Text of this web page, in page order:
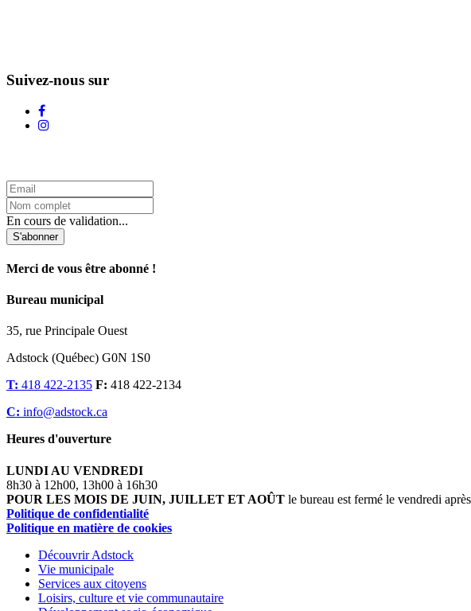
Suivez-nous sur
En cours de validation...
S'abonner
Merci de vous être abonné !
Bureau municipal
35, rue Principale Ouest
Adstock (Québec) G0N 1S0
T: 418 422-2135 F: 418 422-2134
C: info@adstock.ca
Heures d'ouverture
LUNDI AU VENDREDI
8h30 à 12h00, 13h00 à 16h30
POUR LES MOIS DE JUIN, JUILLET ET AOÛT le bureau est fermé le vendredi
Politique de confidentialité
Politique en matière de cookies
Découvrir Adstock
Vie municipale
Services aux citoyens
Loisirs, culture et vie communautaire